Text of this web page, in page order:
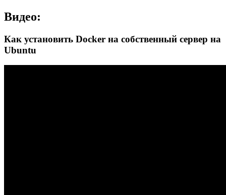
Видео:
Как установить Docker на собственный сервер на
Ubuntu